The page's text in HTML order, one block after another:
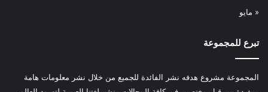
« مايو
تبرع للمجموعة
المجموعة مشروع هدفه نشر الفائدة للجميع من خلال نشر معلومات هامة